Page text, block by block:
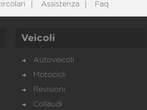
Assistenza Faq
Veicoli
Autoveicoli
Motocicli
Revisioni
Collaudi